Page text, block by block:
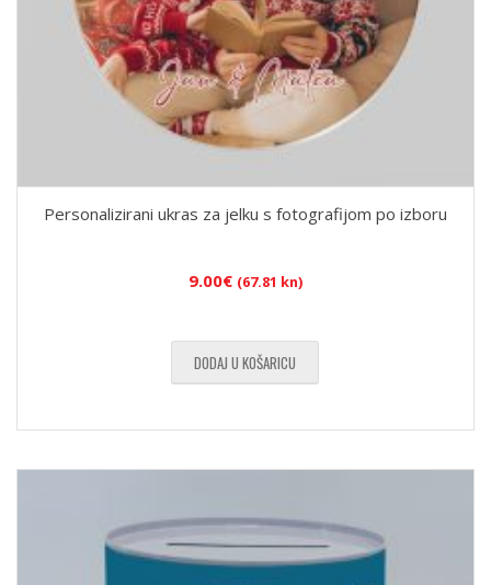
Personalizirani ukras za jelku s fotografijom po izboru
9.00€ (67.81 kn)
DODAJ U KOŠARICU